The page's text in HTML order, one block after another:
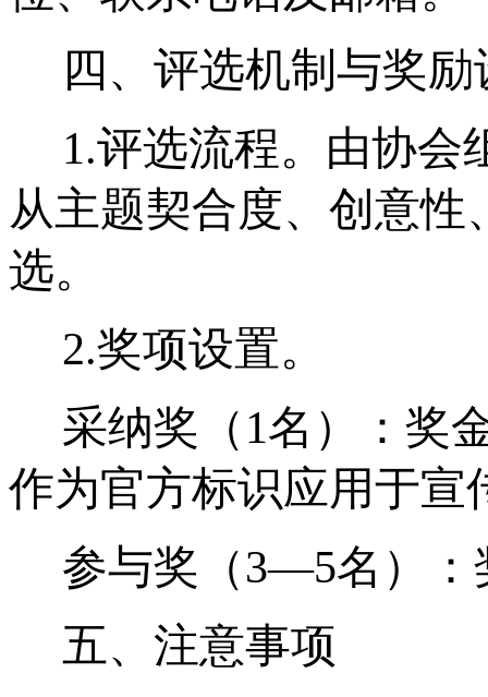
四、评选机制与奖励
1.评选流程。由协会
从主题契合度、创意
选。
2.奖项设置。
采纳奖（1名）：奖
作为官方标识应用于宣
参与奖（3—5名）：
五、注意事项